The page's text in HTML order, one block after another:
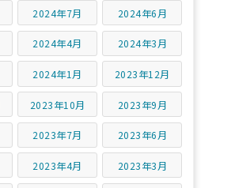
2024年7月 2024年6月
2024年4月 2024年3月
2024年1月 2023年12月
2023年10月 2023年9月
2023年7月 2023年6月
2023年4月 2023年3月